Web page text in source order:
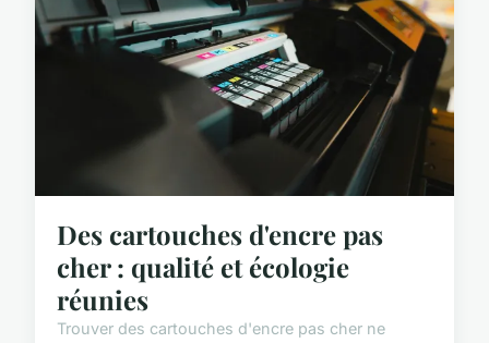
Des cartouches d'encre pas
cher : qualité et écologie
réunies
Trouver des cartouches d'encre pas cher ne